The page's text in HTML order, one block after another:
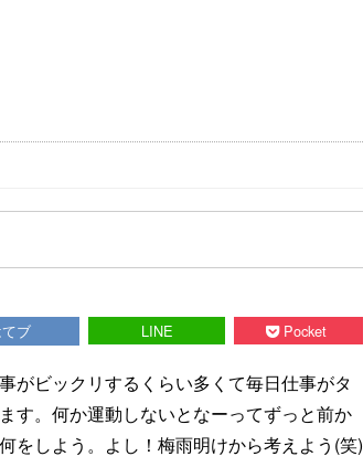
ブ LINE Pocket
がビックリするくらい多くて毎日仕事がタ
す。何か運動しないとなーってずっと前か
をしよう。よし！梅雨明けから考えよう(笑)